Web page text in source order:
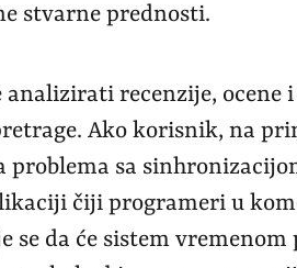
stvarne prednosti.
analizirati recenzije, ocene
Ako korisnik, na
problema sa
čiji programeri u
se da će sistem